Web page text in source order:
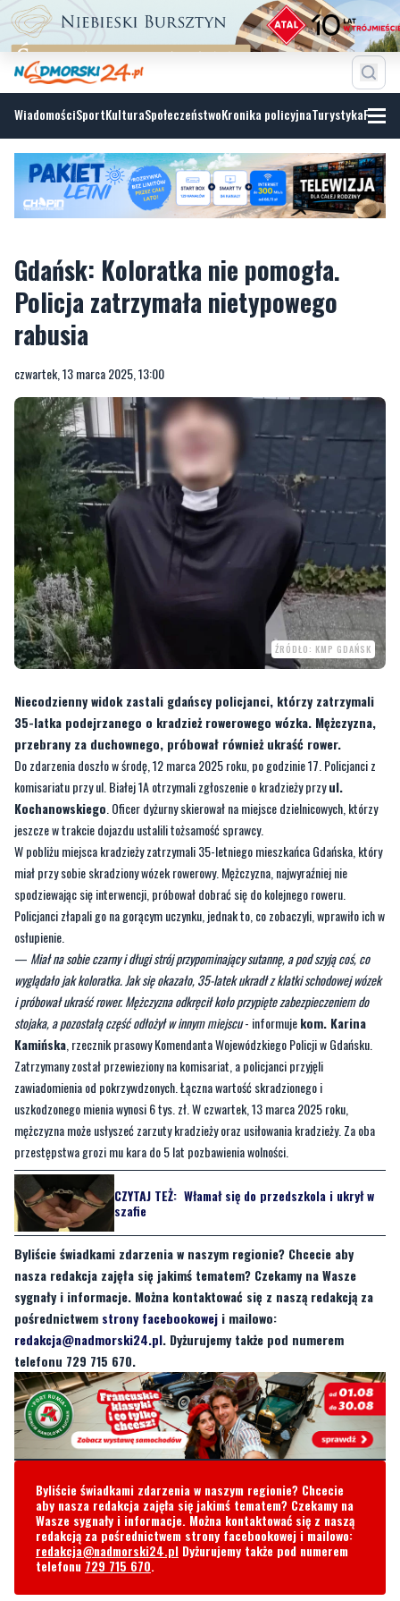
WiadomościSportKulturaSpołeczeństwoKronika policyjnaTurystyka
Gdańsk: Koloratka nie pomogła.
Policja zatrzymała nietypowego
rabusia
czwartek, 13 marca 2025, 13:00
ŹRÓDŁO: KMP GDAŃSK
Niecodzienny widok zastali gdańscy policjanci, którzy zatrzymali
35-latka podejrzanego o kradzież rowerowego wózka. Mężczyzna,
przebrany za duchownego, próbował również ukraść rower.
Do zdarzenia doszło w środę, 12 marca 2025 roku, po godzinie 17. Policjanci z
komisariatu przy ul. Białej 1A otrzymali zgłoszenie o kradzieży przyul.
Kochanowskiego . Oficer dyżurny skierował na miejsce dzielnicowych, którzy
jeszcze w trakcie dojazdu ustalili tożsamość sprawcy.
W pobliżu miejsca kradzieży zatrzymali 35-letniego mieszkańca Gdańska, który
miał przy sobie skradziony wózek rowerowy. Mężczyzna, najwyraźniej nie
spodziewając się interwencji, próbował dobrać się do kolejnego roweru.
Policjanci złapali go na gorącym uczynku, jednak to, co zobaczyli, wprawiło ich w
osłupienie.
— Miał na sobie czarny i długi strój przypominający sutannę, a pod szyją coś, co
wyglądało jak koloratka. Jak się okazało, 35-latek ukradł z klatki schodowej wózek
i próbował ukraść rower. Mężczyzna odkręcił koło przypięte zabezpieczeniem do
stojaka, a pozostałą część odłożył w innym miejscu- informujekom. Karina
Kamińska , rzecznik prasowy Komendanta Wojewódzkiego Policji w Gdańsku.
Zatrzymany został przewieziony na komisariat, a policjanci przyjęli
zawiadomienia od pokrzywdzonych. Łączna wartość skradzionego i
uszkodzonego mienia wynosi 6 tys. zł. W czwartek, 13 marca 2025 roku,
mężczyzna może usłyszeć zarzuty kradzieży oraz usiłowania kradzieży. Za oba
przestępstwa grozi mu kara do 5 lat pozbawienia wolności.
CZYTAJ TEŻ: Włamał się do przedszkola i ukrył w
szafie
Byliście świadkami zdarzenia w naszym regionie? Chcecie aby
nasza redakcja zajęła się jakimś tematem? Czekamy na Wasze
sygnały i informacje. Można kontaktować się z naszą redakcją za
pośrednictwem strony facebookowej i mailowo:
redakcja@nadmorski24.pl. Dyżurujemy także pod numerem
telefonu 729 715 670.
Byliście świadkami zdarzenia w naszym regionie? Chcecie
aby nasza redakcja zajęła się jakimś tematem? Czekamy na
Wasze sygnały i informacje. Można kontaktować się z naszą
redakcją za pośrednictwem strony facebookowej i mailowo:
redakcja@nadmorski24.pl Dyżurujemy także pod numerem
telefonu 729 715 670.